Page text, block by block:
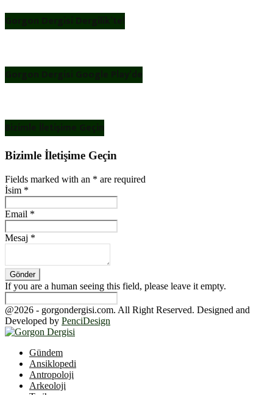
Gorgon Dergisi Dergilik’te!
Gorgon Dergisi Google Play’de
Bizimle İletişime Geçin
Bizimle İletişime Geçin
Fields marked with an * are required
İsim *
Email *
Mesaj *
If you are a human seeing this field, please leave it empty.
@2026 - gorgondergisi.com. All Right Reserved. Designed and
Developed by PenciDesign
Gündem
Ansiklopedi
Antropoloji
Arkeoloji